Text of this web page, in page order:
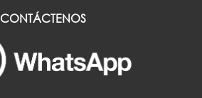
CONTÁCTENOS